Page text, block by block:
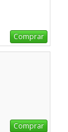
Comprar
Comprar